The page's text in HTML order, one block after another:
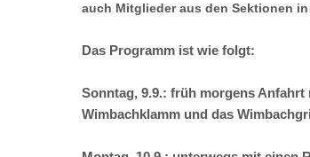
auch Mitglieder aus den Sektionen
Das Programm ist wie folgt:
Sonntag, 9.9.: früh morgens
Wimbachklamm und das